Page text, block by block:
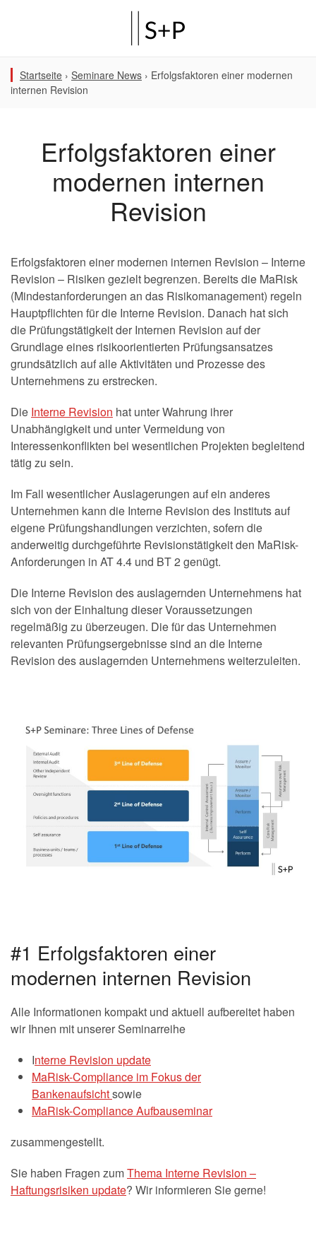
Startseite › Seminare News › Erfolgsfaktoren einer modernen
internen Revision
Erfolgsfaktoren einer
modernen internen
Revision
Erfolgsfaktoren einer modernen internen Revision – Interne
Revision – Risiken gezielt begrenzen. Bereits die MaRisk
(Mindestanforderungen an das Risikomanagement) regeln
Hauptpflichten für die Interne Revision. Danach hat sich
die Prüfungstätigkeit der Internen Revision auf der
Grundlage eines risikoorientierten Prüfungsansatzes
grundsätzlich auf alle Aktivitäten und Prozesse des
Unternehmens zu erstrecken.
Die Interne Revision hat unter Wahrung ihrer
Unabhängigkeit und unter Vermeidung von
Interessenkonflikten bei wesentlichen Projekten begleitend
tätig zu sein.
Im Fall wesentlicher Auslagerungen auf ein anderes
Unternehmen kann die Interne Revision des Instituts auf
eigene Prüfungshandlungen verzichten, sofern die
anderweitig durchgeführte Revisionstätigkeit den MaRisk-
Anforderungen in AT 4.4 und BT 2 genügt.
Die Interne Revision des auslagernden Unternehmens hat
sich von der Einhaltung dieser Voraussetzungen
regelmäßig zu überzeugen. Die für das Unternehmen
relevanten Prüfungsergebnisse sind an die Interne
Revision des auslagernden Unternehmens weiterzuleiten.
#1 Erfolgsfaktoren einer
modernen internen Revision
Alle Informationen kompakt und aktuell aufbereitet haben
wir Ihnen mit unserer Seminarreihe
Interne Revision update
MaRisk-Compliance im Fokus der
Bankenaufsichtsowie
MaRisk-Compliance Aufbauseminar
zusammengestellt.
Sie haben Fragen zumThema Interne Revision –
Haftungsrisiken update? Wir informieren Sie gerne!